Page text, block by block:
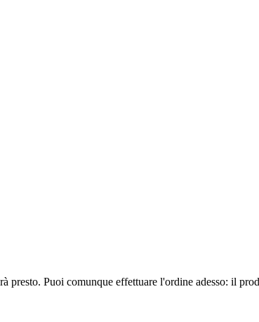
presto. Puoi comunque effettuare l'ordine adesso: il